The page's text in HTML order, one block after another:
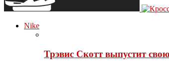
Nike
Трэвис Скотт выпустит